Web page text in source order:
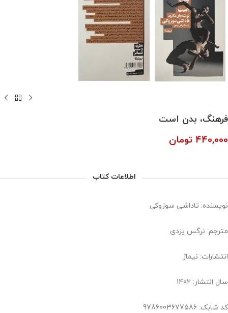
فرهنگ، بدن است
440,000 تومان
اطلاعات کتاب
نویسنده: تاداشی سوزوکی
مترجم: نرگس یزدی
انتشارات: نیماژ
سال انتشار: 1402
کد شابک: 9786003677586